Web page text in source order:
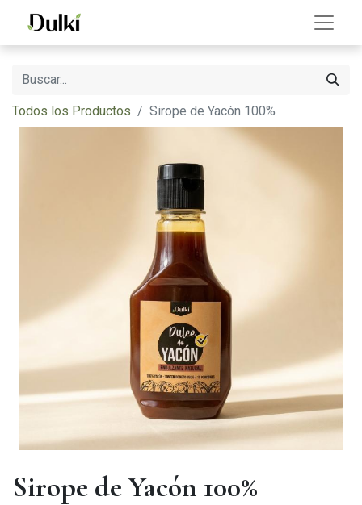
Todos los Productos Sirope de Yacón 100%
Sirope de Yacón 100%